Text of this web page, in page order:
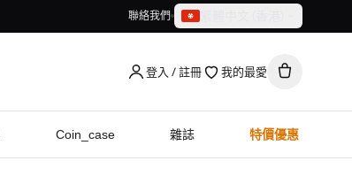
聯絡我們
繁體中文（香港）
登入 / 註冊 我的最愛
Coin_case 雜誌 特價優惠